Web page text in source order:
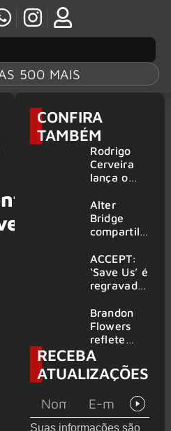
500 MAIS
CONFIRA
TAMBÉM
Rodrigo
Cerveira
lança o
Searcher”
Alter
Bridge
compartilh
vivo de
“Fortress”
gravada
am Ring
2026
ACCEPT:
‘Save Us’ é
regravada
membros
do GHOST
e KORN
Brandon
Flowers
reflete
sobre o
futuro e
levanta
de de
deixar os
RECEBA
ATUALIZAÇÕES
Suas informações são